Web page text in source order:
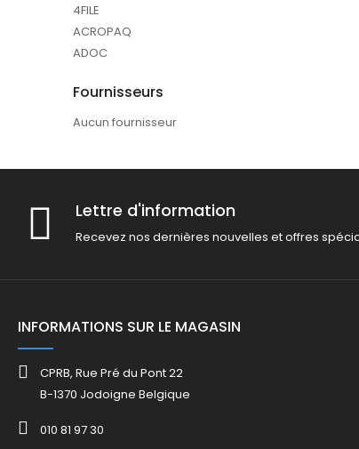
4FILE
ACROPAQ
ADOC
Fournisseurs
Aucun fournisseur
Lettre d'information
Recevez nos dernières nouvelles et offres
INFORMATIONS SUR LE MAGASIN
CPRB, Rue Pré du Pont 22
B-1370 Jodoigne Belgique
010 81 97 30